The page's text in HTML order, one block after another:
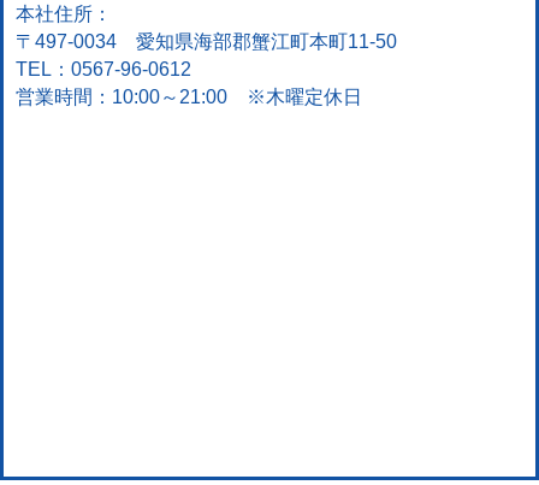
本社住所：
〒497-0034 愛知県海部郡蟹江町本町11-50
TEL：0567-96-0612
営業時間：10:00～21:00 ※木曜定休日